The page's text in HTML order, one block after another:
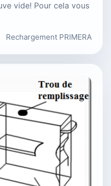
vide! Pour cela vous
Rechargement PRIMERA